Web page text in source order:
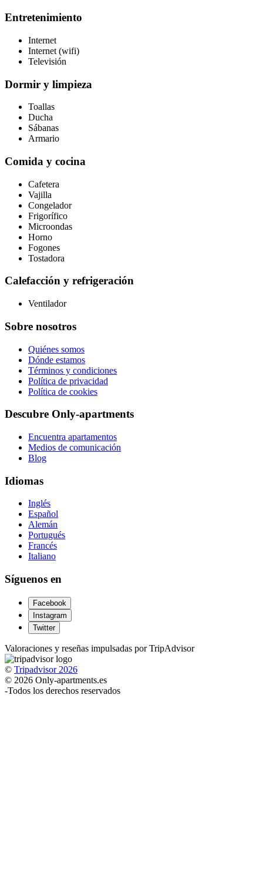
Entretenimiento
Internet
Internet (wifi)
Televisión
Dormir y limpieza
Toallas
Ducha
Sábanas
Armario
Comida y cocina
Cafetera
Vajilla
Congelador
Frigorífico
Microondas
Horno
Fogones
Tostadora
Calefacción y refrigeración
Ventilador
Sobre nosotros
Quiénes somos
Dónde estamos
Términos y condiciones
Política de privacidad
Política de cookies
Descubre Only-apartments
Encuentra apartamentos
Medios de comunicación
Blog
Idiomas
Inglés
Español
Alemán
Portugués
Francés
Italiano
Síguenos en
Facebook
Instagram
Twitter
Valoraciones y reseñas impulsadas por TripAdvisor
© Tripadvisor 2026
© 2026 Only-apartments.es
-Todos los derechos reservados